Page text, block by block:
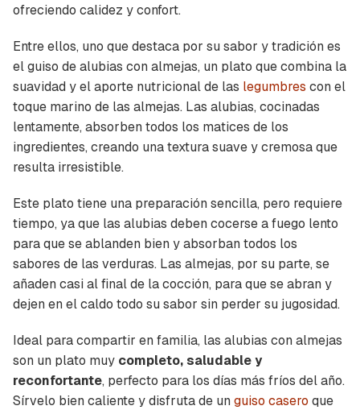
ofreciendo calidez y confort.
Entre ellos, uno que destaca por su sabor y tradición es
el guiso de alubias con almejas, un plato que combina la
suavidad y el aporte nutricional de las legumbres con el
toque marino de las almejas. Las alubias, cocinadas
lentamente, absorben todos los matices de los
ingredientes, creando una textura suave y cremosa que
resulta irresistible.
Este plato tiene una preparación sencilla, pero requiere
tiempo, ya que las alubias deben cocerse a fuego lento
para que se ablanden bien y absorban todos los
sabores de las verduras. Las almejas, por su parte, se
añaden casi al final de la cocción, para que se abran y
dejen en el caldo todo su sabor sin perder su jugosidad.
Ideal para compartir en familia, las alubias con almejas
son un plato muy completo, saludable y
reconfortante, perfecto para los días más fríos del año.
Sírvelo bien caliente y disfruta de un guiso casero que